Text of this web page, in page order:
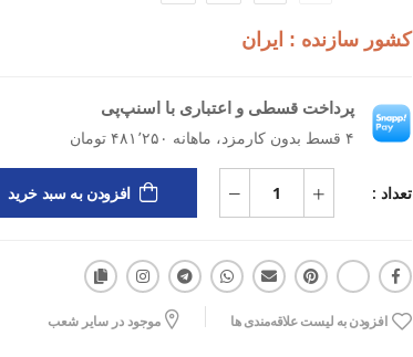
ویژگی‌های اصلی:
نوع کاربری: ورزشی
مزایا: سبک، نرم، راحت، مناسب تمرین، تنفس‌پذیر
کاربرد: باشگاه، تمرینات فیتنس، فعالیت‌های روزمره، استایل
کشور سازنده : ایران
پرداخت قسطی و اعتباری با اسنپ‌پی
۴ قسط بدون کارمزد، ماهانه ۴۸۱٬۲۵۰ تومان
تعداد : افزودن به سبد خرید
افزودن به لیست علاقه‌مندی ها موجود در سایر شعب